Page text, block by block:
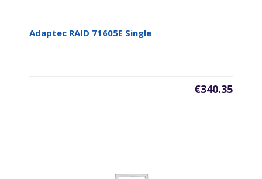
Adaptec RAID 71605E Single
€340.35